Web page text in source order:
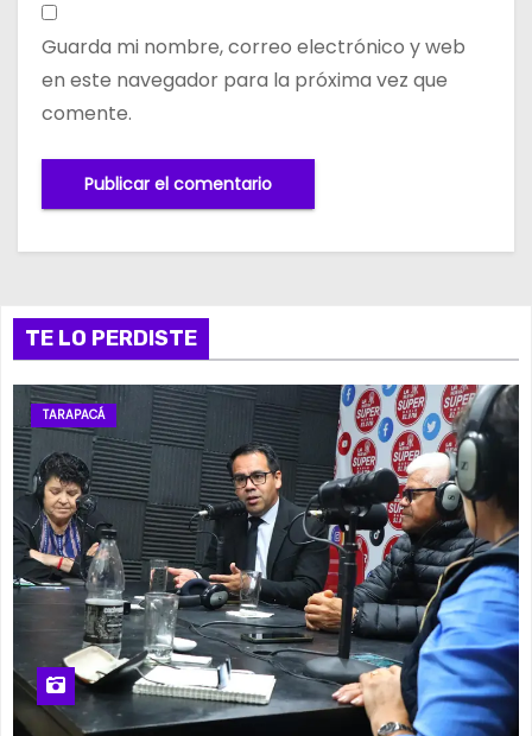
Guarda mi nombre, correo electrónico y web
en este navegador para la próxima vez que
comente.
TE LO PERDISTE
TARAPACÁ